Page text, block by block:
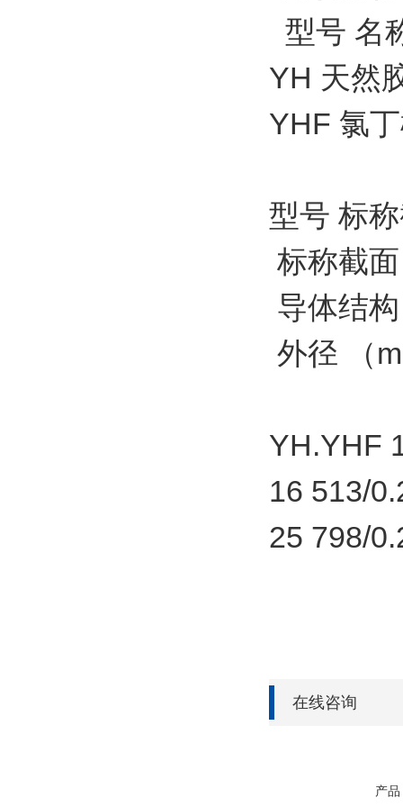
型号 名
YH 天然
YHF 氯
型号 标
标称截
导体结
外径 （
YH.YHF
16 513/
25 798/
在线咨询
产品